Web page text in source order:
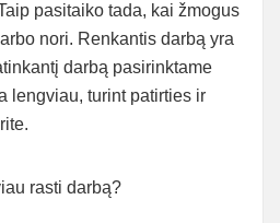
pasitaiko tada, kai žmogus
nori. Renkantis darbą yra
darbą pasirinktame
lengviau, turint patirties ir
rasti darbą?